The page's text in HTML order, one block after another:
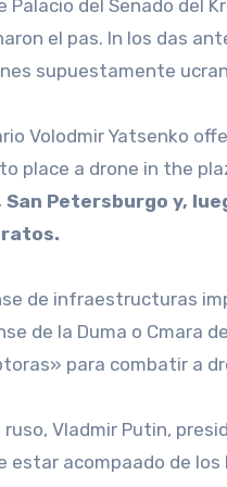
del Senado del
el pas. In los das
supuestamente
Volodmir Yatsenko
a drone in the
Petersburgo y,
de infraestructuras
de la Duma o Cmara
para combatir a
Vladmir Putin,
estar acompaado de